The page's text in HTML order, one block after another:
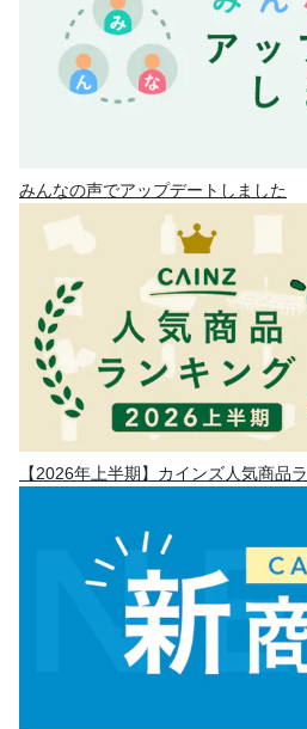
みんなの声でアップデートしました
【2026年上半期】カインズ人気商品